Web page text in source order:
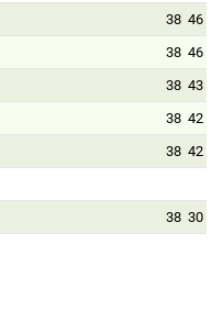
38 46
38 46
38 43
38 42
38 42
38 30